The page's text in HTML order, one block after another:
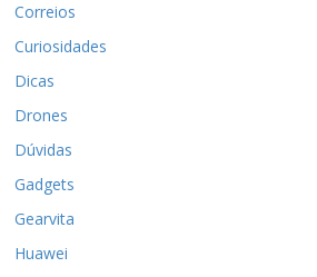
Correios
Curiosidades
Dicas
Drones
Dúvidas
Gadgets
Gearvita
Huawei